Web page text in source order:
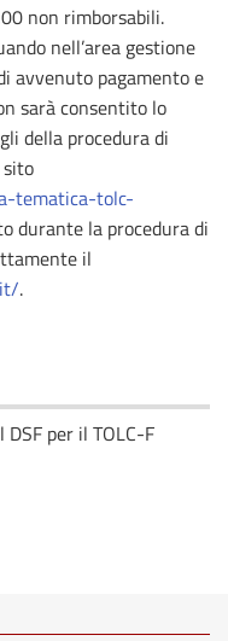
non rimborsabili.
nell’area gestione
avvenuto pagamento e
sarà consentito lo
della procedura di
tematica-tolc-
durante la procedura di
il
.
per il TOLC-F